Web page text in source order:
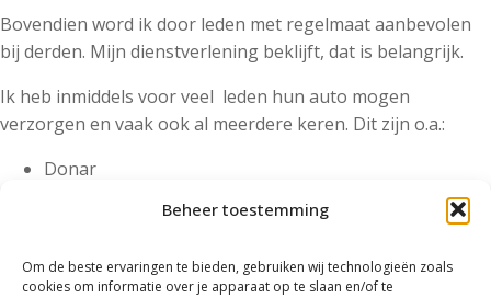
Beheer toestemming
Om de beste ervaringen te bieden, gebruiken wij technologieën zoals
cookies om informatie over je apparaat op te slaan en/of te
Bovendien word ik door leden met regelmaat aanbevolen
bij derden. Mijn dienstverlening beklijft, dat is belangrijk.
Ik heb inmiddels voor veel leden hun auto mogen
verzorgen en vaak ook al meerdere keren. Dit zijn o.a.:
Donar
Martinireclame makers
De Haan Advocaten